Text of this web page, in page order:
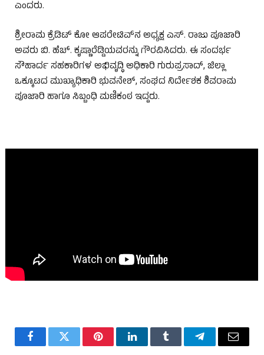
ಎಂದರು.
ಶ್ರೀರಾಮ ಕ್ರೆಡಿಟ್ ಕೋ ಆಪರೇಟಿವ್‌ನ ಅಧ್ಯಕ್ಷ ಎಸ್. ರಾಜು ಪೂಜಾರಿ
ಅವರು ಬಿ. ಹೆಚ್. ಕೃಷ್ಣಾರೆಡ್ಡಿಯವರನ್ನು ಗೌರವಿಸಿದರು. ಈ ಸಂದರ್ಭ
ಸೌಹಾರ್ದ ಸಹಕಾರಿಗಳ ಅಭಿವೃದ್ಧಿ ಅಧಿಕಾರಿ ಗುರುಪ್ರಸಾದ್, ಜಿಲ್ಲಾ
ಒಕ್ಕೂಟದ ಮುಖ್ಯಾಧಿಕಾರಿ ಭುವನೇಶ್, ಸಂಘದ ನಿರ್ದೇಶಕ ಶಿವರಾಮ
ಪೂಜಾರಿ ಹಾಗೂ ಸಿಬ್ಬಂಧಿ ಮಣಿಕಂಠ ಇದ್ದರು.
FacebookTwitter PinterestLinkedInTumblr TelegramEmail